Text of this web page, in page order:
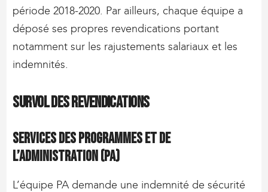
période 2018-2020. Par ailleurs, chaque équipe a
déposé ses propres revendications portant
notamment sur les rajustements salariaux et les
indemnités.
Survol des revendications
Services des programmes et de
l’administration (PA)
L’équipe PA demande une indemnité de sécurité